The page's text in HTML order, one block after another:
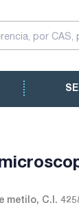
metilo, C.I.